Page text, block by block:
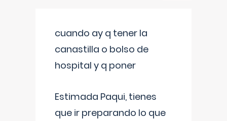
cuando ay q tener la
canastilla o bolso de
hospital y q poner
Estimada Paqui, tienes
que ir preparando lo que